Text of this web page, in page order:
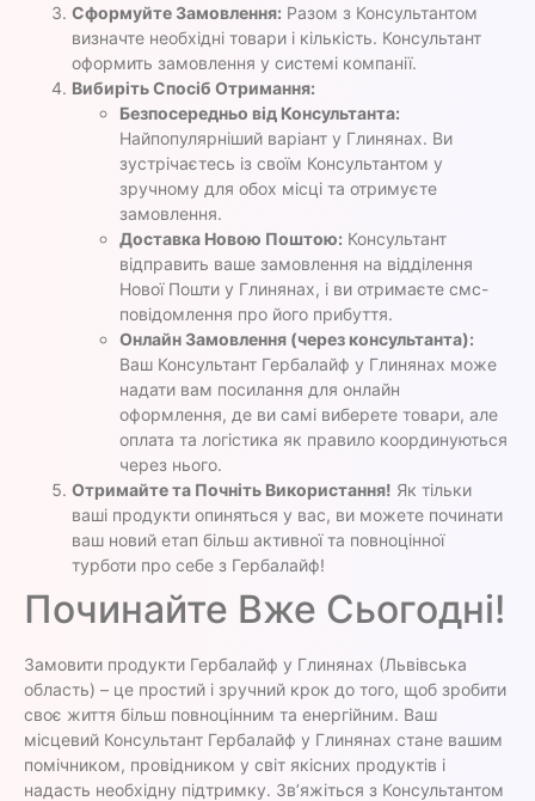
Сформуйте Замовлення: Разом з Консультантом
визначте необхідні товари і кількість. Консультант
оформить замовлення у системі компанії.
Вибиріть Спосіб Отримання:
Безпосередньо від Консультанта:
Найпопулярніший варіант у Глинянах. Ви
зустрічаєтесь із своїм Консультантом у
зручному для обох місці та отримуєте
замовлення.
Доставка Новою Поштою: Консультант
відправить ваше замовлення на відділення
Нової Пошти у Глинянах, і ви отримаєте смс-
повідомлення про його прибуття.
Онлайн Замовлення (через консультанта):
Ваш Консультант Гербалайф у Глинянах може
надати вам посилання для онлайн
оформлення, де ви самі виберете товари, але
оплата та логістика як правило координуються
через нього.
Отримайте та Почніть Використання! Як тільки
ваші продукти опиняться у вас, ви можете починати
ваш новий етап більш активної та повноцінної
турботи про себе з Гербалайф!
Починайте Вже Сьогодні!
Замовити продукти Гербалайф у Глинянах (Львівська
область) – це простий і зручний крок до того, щоб зробити
своє життя більш повноцінним та енергійним. Ваш
місцевий Консультант Гербалайф у Глинянах стане вашим
помічником, провідником у світ якісних продуктів і
надасть необхідну підтримку. Зв’яжіться з Консультантом